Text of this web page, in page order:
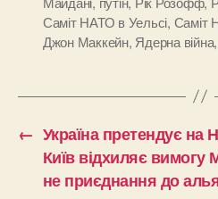
Саміт НАТО в Уельсі, Саміт
Джон Маккейн, Ядерна війна,
← Україна претендує на
Київ відхиляє вимогу
не приєднання до